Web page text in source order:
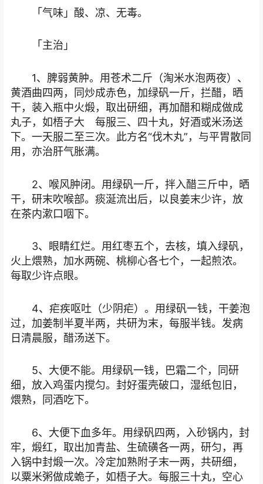
「气味」酸、凉、无毒。
「主治」
1、脾弱黄肿。用苍术二斤（淘米水泡两夜）、
黄酒曲四两，同炒成赤色，加绿矾一斤，拦醋，晒
干，装入瓶中火煅，取出研细，再加醋和糊成做成
丸子，如梧子大 每服三、四十丸，好酒或米汤送
下。一天服二至三次。此方名“伐木丸”，与平胃散同
用，亦治肝气胀满。
2、喉风肿闭。用绿矾一斤，拌入醋三斤中，晒
干，研末吹喉部。痰涎流出后，以良姜末少许，放
在茶内漱口咽下。
3、眼睛红烂。用红枣五个，去核，填入绿矾，
火上煨熟，加水两碗、桃柳心各七个，一起煎浓。
每取少许点眼。
4、疟疾呕吐（少阴疟）。用绿矾一钱，干姜泡
过，加姜制半夏半两，共研为末，每服半钱。发病
日清晨服，醋汤送下。
5、大便不能。用绿矾一钱，巴霜二个，同研
细，放入鸡蛋内搅匀。封好蛋壳破口，湿纸包旧，
煨熟，同酒吃下。
6、大便下血多年。用绿矾四两，入砂锅内，封
牢，煅红，取出加青盐、生硫磺各一两，研匀，再
入锅中封煅一次。冷定加熟附子末一两，共研细，
以粟米粥做成蛫子，如梧子大。每服三十丸，空心